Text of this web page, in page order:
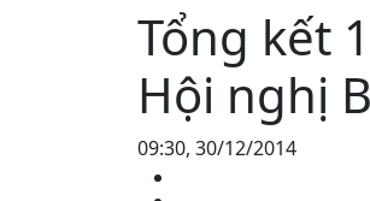
Tổng kết
Hội nghị
09:30, 30/12/2014